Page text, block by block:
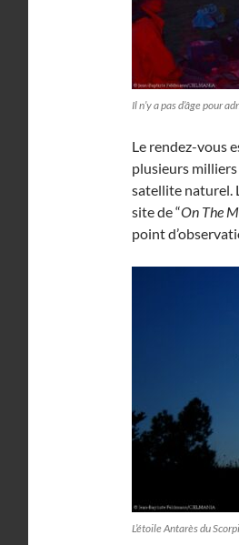
Il n’y a pas d’âge pour
Le rendez-vous
plusieurs
satellite naturel.
site de “On The
point
L’étoile Antarès du